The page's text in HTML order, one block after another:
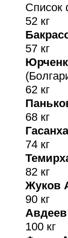
Список
52 кг
57 кг
62 кг
68 кг
74 кг
82 кг
Жуков
90 кг
100 кг